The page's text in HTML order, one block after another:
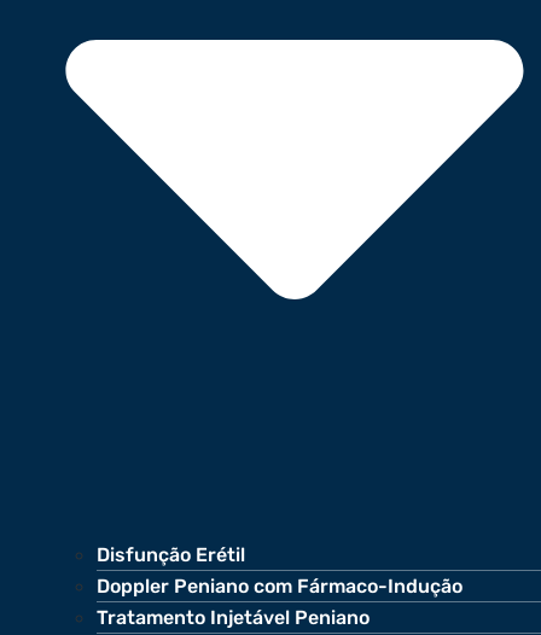
Disfunção Erétil
Doppler Peniano com Fármaco-Indução
Tratamento Injetável Peniano